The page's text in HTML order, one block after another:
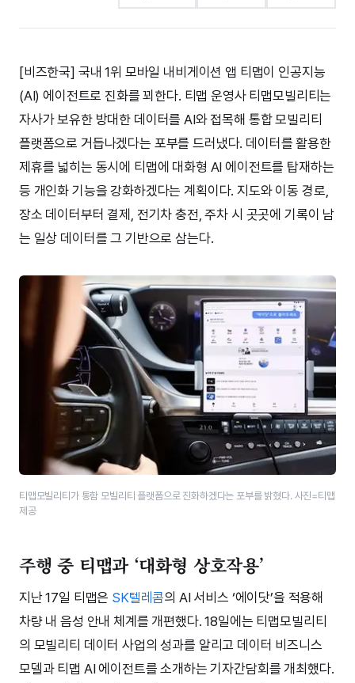
[비즈한국] 국내 1위 모바일 내비게이션 앱 티맵이 인공지능
(AI) 에이전트로 진화를 꾀한다. 티맵 운영사 티맵모빌리티는
자사가 보유한 방대한 데이터를 AI와 접목해 통합 모빌리티
플랫폼으로 거듭나겠다는 포부를 드러냈다. 데이터를 활용한
제휴를 넓히는 동시에 티맵에 대화형 AI 에이전트를 탑재하는
등 개인화 기능을 강화하겠다는 계획이다. 지도와 이동 경로,
장소 데이터부터 결제, 전기차 충전, 주차 시 곳곳에 기록이 남
는 일상 데이터를 그 기반으로 삼는다.
티맵모빌리티가 통함 모빌리티 플랫폼으로 진화하겠다는 포부를 밝혔다. 사진=티맵
제공
주행 중 티맵과 ‘대화형 상호작용’
지난 17일 티맵은 SK텔레콤의 AI 서비스 ‘에이닷’을 적용해
차량 내 음성 안내 체계를 개편했다. 18일에는 티맵모빌리티
의 모빌리티 데이터 사업의 성과를 알리고 데이터 비즈니스
모델과 티맵 AI 에이전트를 소개하는 기자간담회를 개최했다.